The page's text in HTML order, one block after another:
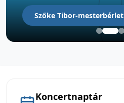
Szőke Tibor-mesterbérlet
Koncertnaptár